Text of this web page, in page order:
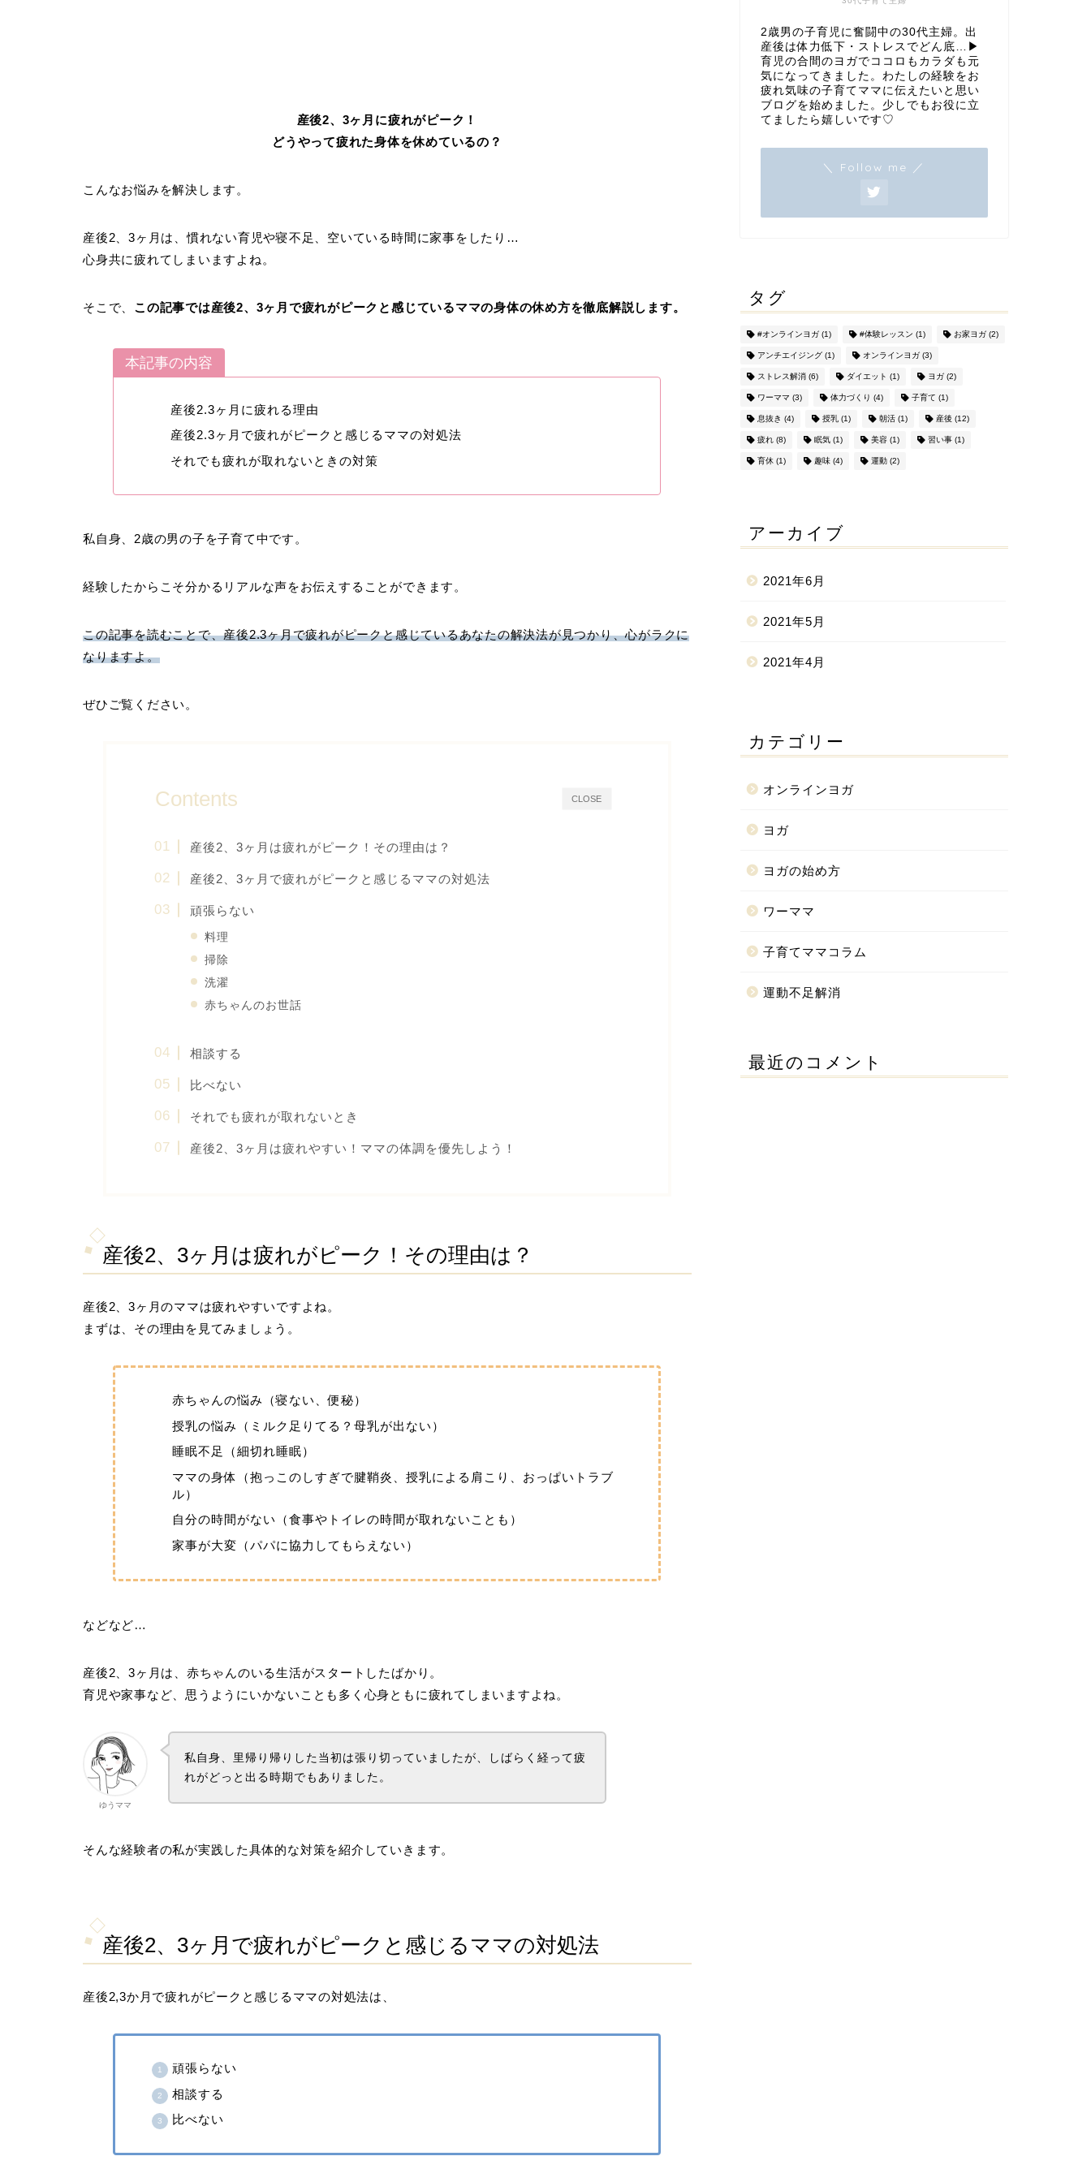
産後2、3ヶ月に疲れがピーク！
どうやって疲れた身体を休めているの？
こんなお悩みを解決します。
産後2、3ヶ月は、慣れない育児や寝不足、空いている時間に家事をしたり…
心身共に疲れてしまいますよね。
そこで、 この記事では産後2、3ヶ月で疲れがピークと感じているママの身体の休め方を徹底解説します。
本記事の内容
産後2.3ヶ月に疲れる理由
産後2.3ヶ月で疲れがピークと感じるママの対処法
それでも疲れが取れないときの対策
私自身、2歳の男の子を子育て中です。
経験したからこそ分かるリアルな声をお伝えすることができます。
この記事を読むことで、産後2.3ヶ月で疲れがピークと感じているあなたの解決法が見つかり、心がラクに
なりますよ。
ぜひご覧ください。
CLOSE
Contents
産後2、3ヶ月は疲れがピーク！その理由は？
産後2、3ヶ月で疲れがピークと感じるママの対処法
頑張らない
料理
掃除
洗濯
赤ちゃんのお世話
相談する
比べない
それでも疲れが取れないとき
産後2、3ヶ月は疲れやすい！ママの体調を優先しよう！
産後2、3ヶ月は疲れがピーク！その理由は？
産後2、3ヶ月のママは疲れやすいですよね。
まずは、その理由を見てみましょう。
赤ちゃんの悩み（寝ない、便秘）
授乳の悩み（ミルク足りてる？母乳が出ない）
睡眠不足（細切れ睡眠）
ママの身体（抱っこのしすぎで腱鞘炎、授乳による肩こり、おっぱいトラブ
ル）
自分の時間がない（食事やトイレの時間が取れないことも）
家事が大変（パパに協力してもらえない）
などなど…
産後2、3ヶ月は、赤ちゃんのいる生活がスタートしたばかり。
育児や家事など、思うようにいかないことも多く心身ともに疲れてしまいますよね。
ゆうママ
私自身、里帰り帰りした当初は張り切っていましたが、しばらく経って疲
れがどっと出る時期でもありました。
そんな経験者の私が実践した具体的な対策を紹介していきます。
産後2、3ヶ月で疲れがピークと感じるママの対処法
産後2,3か月で疲れがピークと感じるママの対処法は、
頑張らない
相談する
比べない
2歳男の子育児に奮闘中の30代主婦。出
産後は体力低下・ストレスでどん底…▶︎
育児の合間のヨガでココロもカラダも元
気になってきました。わたしの経験をお
疲れ気味の子育てママに伝えたいと思い
ブログを始めました。少しでもお役に立
てましたら嬉しいです♡
＼ Follow me ／
タグ
#オンラインヨガ(1) #体験レッスン (1) お家ヨガ(2)
アンチエイジング(1) オンラインヨガ(3)
ストレス解消(6) ダイエット (1) ヨガ(2)
ワーママ (3) 体力づくり (4) 子育て (1)
息抜き (4) 授乳(1) 朝活(1) 産後 (12)
疲れ(8) 眠気(1) 美容(1) 習い事(1)
育休(1) 趣味(4) 運動(2)
アーカイブ
2021年6月
2021年5月
2021年4月
カテゴリー
オンラインヨガ
ヨガ
ヨガの始め方
ワーママ
子育てママコラム
運動不足解消
最近のコメント